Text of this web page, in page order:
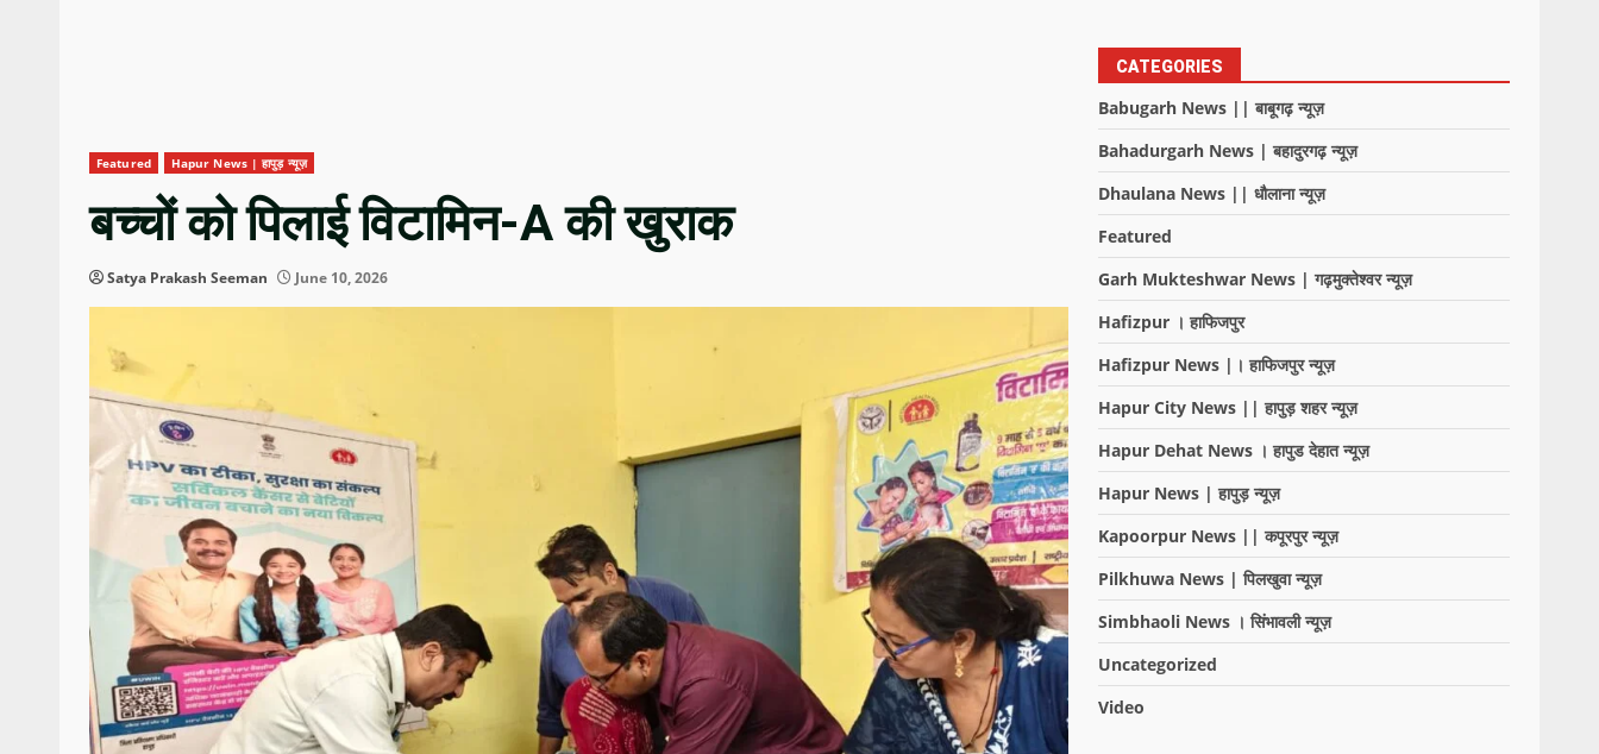
Featured Hapur News | हापुड़ न्यूज़
बच्चों को पिलाई विटामिन-A की खुराक
Satya Prakash Seeman June 10, 2026
CATEGORIES
Babugarh News || बाबूगढ़ न्यूज़
Bahadurgarh News | बहादुरगढ़ न्यूज़
Dhaulana News || धौलाना न्यूज़
Featured
Garh Mukteshwar News | गढ़मुक्तेश्वर न्यूज़
Hafizpur । हाफिजपुर
Hafizpur News |। हाफिजपुर न्यूज़
Hapur City News || हापुड़ शहर न्यूज़
Hapur Dehat News । हापुड देहात न्यूज़
Hapur News | हापुड़ न्यूज़
Kapoorpur News || कपूरपुर न्यूज़
Pilkhuwa News | पिलखुवा न्यूज़
Simbhaoli News । सिंभावली न्यूज़
Uncategorized
Video